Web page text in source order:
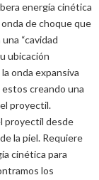
energía cinética
de choque que
“cavidad
ubicación
onda expansiva
creando una
proyectil.
proyectil desde
la piel. Requiere
cinética para
los